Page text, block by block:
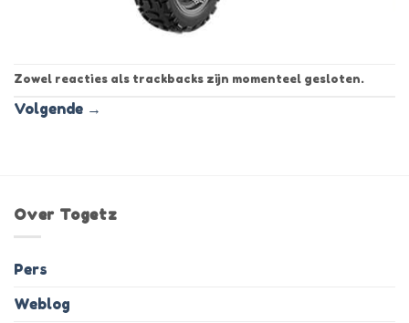
Zowel reacties als trackbacks zijn momenteel gesloten.
Volgende →
Over Togetz
Pers
Weblog